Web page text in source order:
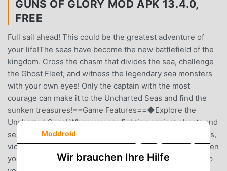
GUNS OF GLORY MOD APK 13.4.0,
FREE
Full sail ahead! This could be the greatest adventure of
your life!The seas have become the new battlefield of the
kingdom. Cross the chasm that divides the sea, challenge
the Ghost Fleet, and witness the legendary sea monsters
with your own eyes! Only the captain with the most
courage can make it to the Uncharted Seas and find the
sunken treasures!==Game Features==◆Explore the
Uncharted Seas! When you are fighting against ghosts and
sea monsters for the buried treasures in the Cursed Seas,
vicious pirates will watch your every move and strike when
you least expect it, so beware!◆Build your Port! Develop
Moddroid
Wir brauchen Ihre Hilfe